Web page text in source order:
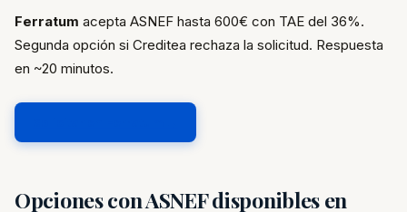
Ferratum acepta ASNEF hasta 600€ con TAE del 36%.
Segunda opción si Creditea rechaza la solicitud. Respuesta
en ~20 minutos.
Opciones con ASNEF disponibles en